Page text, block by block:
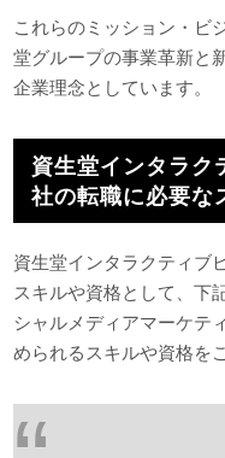
これらのミッション・ビ
堂グループの事業革新と
企業理念としています。
資生堂インタラク
社の転職に必要な
資生堂インタラクティブ
スキルや資格として、下
シャルメディアマーケテ
められるスキルや資格を